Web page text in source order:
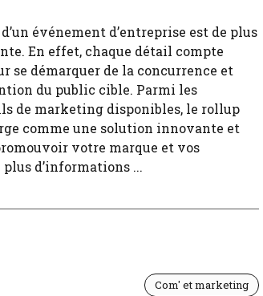
événement d’entreprise est de plus
En effet, chaque détail compte
se démarquer de la concurrence et
du public cible. Parmi les
de marketing disponibles, le rollup
comme une solution innovante et
votre marque et vos
d’informations ...
Com' et marketing